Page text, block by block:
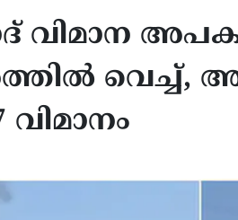
വിമാന
വെച്ച്,